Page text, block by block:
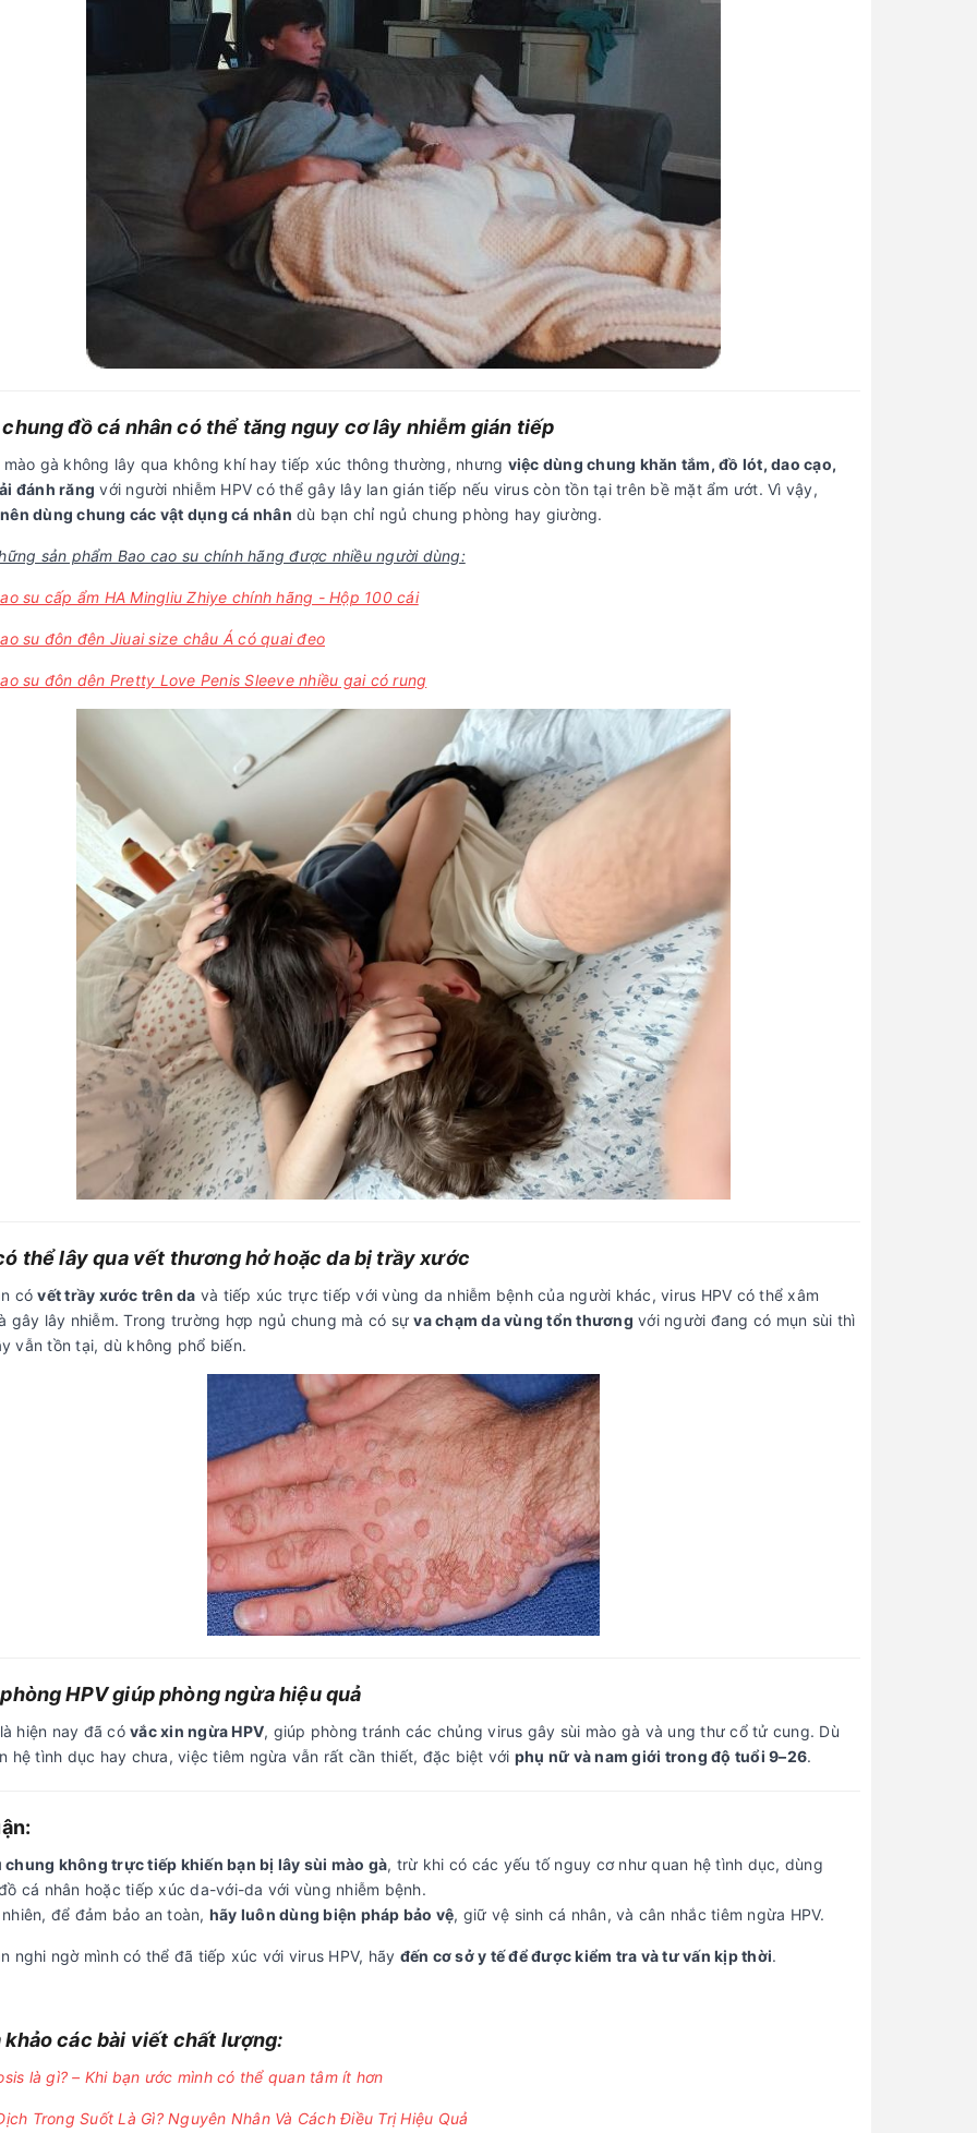
chung đồ cá nhân có thể tăng nguy cơ lây nhiễm gián tiếp
mào gà không lây qua không khí hay tiếp xúc thông thường, nhưng việc dùng chung khăn tắm, đồ lót, dao cạo,
đánh răng với người nhiễm HPV có thể gây lây lan gián tiếp nếu virus còn tồn tại trên bề mặt ẩm ướt. Vì vậy,
dùng chung các vật dụng cá nhân dù bạn chỉ ngủ chung phòng hay giường.
sản phẩm Bao cao su chính hãng được nhiều người dùng:
su cấp ẩm HA Mingliu Zhiye chính hãng - Hộp 100 cái
su đôn đên Jiuai size châu Á có quai đeo
su đôn dên Pretty Love Penis Sleeve nhiều gai có rung
thể lây qua vết thương hở hoặc da bị trầy xước
cóvết trầy xước trên da và tiếp xúc trực tiếp với vùng da nhiễm bệnh của người khác, virus HPV có thể xâm
gây lây nhiễm. Trong trường hợp ngủ chung mà có sựva chạm da vùng tổn thương với người đang có mụn sùi thì
vẫn tồn tại, dù không phổ biến.
HPV giúp phòng ngừa hiệu quả
hiện nay đã có vắc xin ngừa HPV, giúp phòng tránh các chủng virus gây sùi mào gà và ung thư cổ tử cung. Dù
hệ tình dục hay chưa, việc tiêm ngừa vẫn rất cần thiết, đặc biệt với phụ nữ và nam giới trong độ tuổi 9–26.
chung không trực tiếp khiến bạn bị lây sùi mào gà, trừ khi có các yếu tố nguy cơ như quan hệ tình dục, dùng
cá nhân hoặc tiếp xúc da-với-da với vùng nhiễm bệnh.
để đảm bảo an toàn, hãy luôn dùng biện pháp bảo vệ, giữ vệ sinh cá nhân, và cân nhắc tiêm ngừa HPV.
nghi ngờ mình có thể đã tiếp xúc với virus HPV, hãy đến cơ sở y tế để được kiểm tra và tư vấn kịp thời.
khảo các bài viết chất lượng:
là gì? – Khi bạn ước mình có thể quan tâm ít hơn
Trong Suốt Là Gì? Nguyên Nhân Và Cách Điều Trị Hiệu Quả